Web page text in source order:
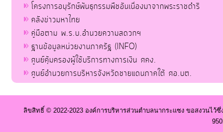
โครงการอนุรักษ์พันธุกรรมพืชอันเนื่องมาจากพระราชดำริ
คลังข่าวมหาไทย
คู่มือตาม พ.ร.บ.อำนวยความสดวกฯ
ฐานข้อมูลหน่วยงานภาครัฐ (INFO)
ศูนย์คุ้มครองผู้ใช้บริการทางการเงิน ศคง.
ศูนย์อำนวยการบริหารจังหวัดชายแดนภาคใต้ ศอ.บต.
ลิขสิทธิ์ © 2022-2023 องค์การบริหารส่วนตำบลนากระแซง ขอสงวนไว้